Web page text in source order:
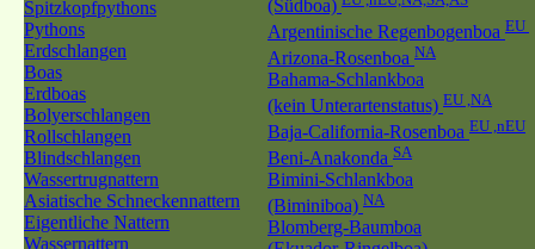
Spitzkopfpythons
Pythons
Erdschlangen
Boas
Erdboas
Bolyerschlangen
Rollschlangen
Blindschlangen
Wassertrugnattern
Asiatische Schneckennattern
Eigentliche Nattern
Wassernattern
(Südboa)
Argentinische Regenbogenboa EU
Arizona-Rosenboa NA
Bahama-Schlankboa
(kein Unterartenstatus) EU ,NA
Baja-California-Rosenboa EU ,nEU
Beni-Anakonda SA
Bimini-Schlankboa
(Biminiboa) NA
Blomberg-Baumboa